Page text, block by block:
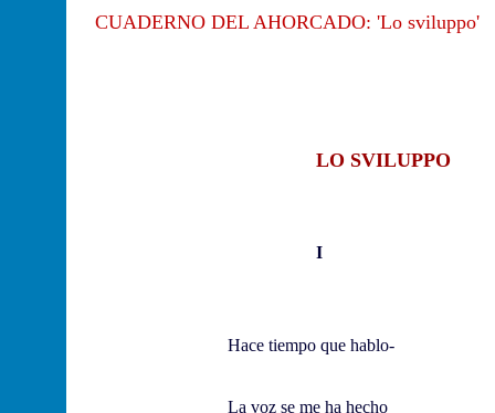
CUADERNO DEL AHORCADO: 'Lo sviluppo'
LO SVILUPPO
I
Hace tiempo que hablo-
La voz se me ha hecho